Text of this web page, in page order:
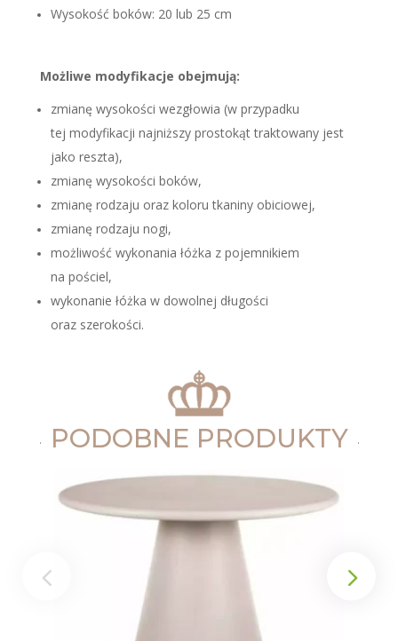
Wysokość boków: 20 lub 25 cm
Możliwe modyfikacje obejmują:
zmianę wysokości wezgłowia (w przypadku
tej modyfikacji najniższy prostokąt traktowany jest
jako reszta),
zmianę wysokości boków,
zmianę rodzaju oraz koloru tkaniny obiciowej,
zmianę rodzaju nogi,
możliwość wykonania łóżka z pojemnikiem
na pościel,
wykonanie łóżka w dowolnej długości
oraz szerokości.
PODOBNE PRODUKTY